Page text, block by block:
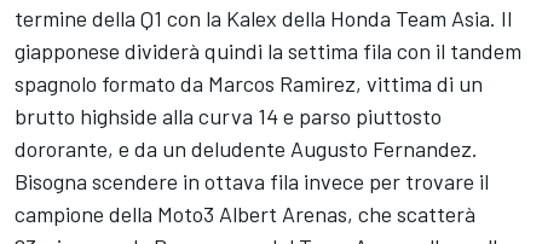
termine della Q1 con la Kalex della Honda Team Asia. Il
giapponese dividerà quindi la settima fila con il tandem
spagnolo formato da Marcos Ramirez, vittima di un
brutto highside alla curva 14 e parso piuttosto
dororante, e da un deludente Augusto Fernandez.
Bisogna scendere in ottava fila invece per trovare il
campione della Moto3 Albert Arenas, che scatterà